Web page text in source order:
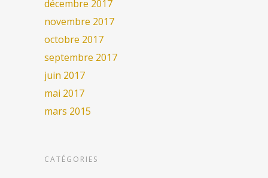
décembre 2017
novembre 2017
octobre 2017
septembre 2017
juin 2017
mai 2017
mars 2015
CATÉGORIES